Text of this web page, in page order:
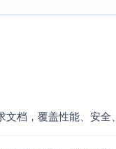
分区化设计；网络链路
性能隔离与保障
档，覆盖性能、安全